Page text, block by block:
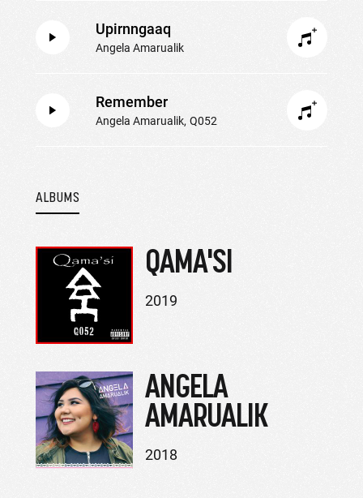
Upirnngaaq
Angela Amarualik
Remember
Angela Amarualik Q052
ALBUMS
QAMA'SI
2019
ANGELA
AMARUALIK
2018